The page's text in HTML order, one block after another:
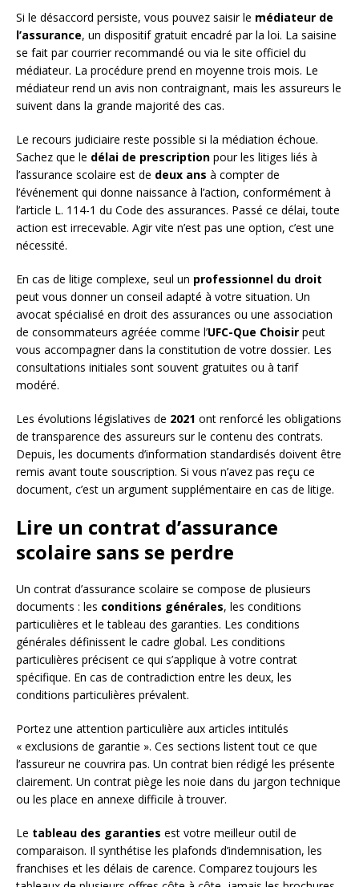
Si le désaccord persiste, vous pouvez saisir le médiateur de
l’assurance, un dispositif gratuit encadré par la loi. La saisine
se fait par courrier recommandé ou via le site officiel du
médiateur. La procédure prend en moyenne trois mois. Le
médiateur rend un avis non contraignant, mais les assureurs le
suivent dans la grande majorité des cas.
Le recours judiciaire reste possible si la médiation échoue.
Sachez que le délai de prescription pour les litiges liés à
l’assurance scolaire est de deux ans à compter de
l’événement qui donne naissance à l’action, conformément à
l’article L. 114-1 du Code des assurances. Passé ce délai, toute
action est irrecevable. Agir vite n’est pas une option, c’est une
nécessité.
En cas de litige complexe, seul un professionnel du droit
peut vous donner un conseil adapté à votre situation. Un
avocat spécialisé en droit des assurances ou une association
de consommateurs agréée comme l’UFC-Que Choisir peut
vous accompagner dans la constitution de votre dossier. Les
consultations initiales sont souvent gratuites ou à tarif
modéré.
Les évolutions législatives de 2021 ont renforcé les obligations
de transparence des assureurs sur le contenu des contrats.
Depuis, les documents d’information standardisés doivent être
remis avant toute souscription. Si vous n’avez pas reçu ce
document, c’est un argument supplémentaire en cas de litige.
Lire un contrat d’assurance
scolaire sans se perdre
Un contrat d’assurance scolaire se compose de plusieurs
documents : les conditions générales, les conditions
particulières et le tableau des garanties. Les conditions
générales définissent le cadre global. Les conditions
particulières précisent ce qui s’applique à votre contrat
spécifique. En cas de contradiction entre les deux, les
conditions particulières prévalent.
Portez une attention particulière aux articles intitulés
« exclusions de garantie ». Ces sections listent tout ce que
l’assureur ne couvrira pas. Un contrat bien rédigé les présente
clairement. Un contrat piège les noie dans du jargon technique
ou les place en annexe difficile à trouver.
Le tableau des garanties est votre meilleur outil de
comparaison. Il synthétise les plafonds d’indemnisation, les
franchises et les délais de carence. Comparez toujours les